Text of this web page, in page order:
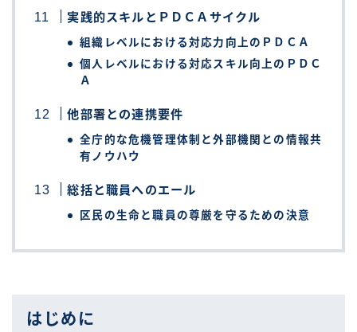
実践的スキルとＰＤＣＡサイクル
組織レベルにおける対応力向上のＰＤＣＡ
個人レベルにおける対応スキル向上のＰＤＣ
Ａ
他部署との連携要件
全庁的な危機管理体制と外部機関との情報共
有ノウハウ
総括と職員へのエール
区民の生命と職員の尊厳を守るための決意
はじめに